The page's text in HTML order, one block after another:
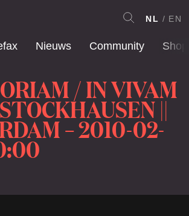
Nieuws Community Shop
NL EN
/ IN VIVAM
||
– 2010-02-